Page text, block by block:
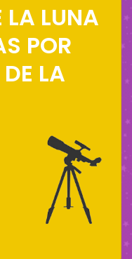
LA LUNA
POR
LA